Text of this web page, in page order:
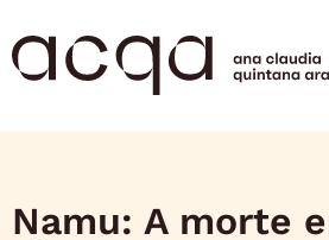
Namu: A morte